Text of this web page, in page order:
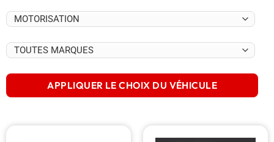
APPLIQUER LE CHOIX DU VÉHICULE